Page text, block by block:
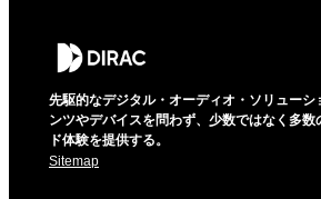
先駆的なデジタル・オーディオ・ソリューシ
ンツやデバイスを問わず、少数ではなく多
ド体験を提供する。
Sitemap